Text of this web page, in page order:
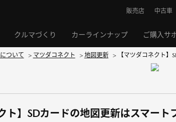
クルマづくり カーラインナップ ご購入サ
販売店 中古車
ついて > マツダコネクト > 地図更新 > 【マツダコネクト
ト】SDカードの地図更新はスマー